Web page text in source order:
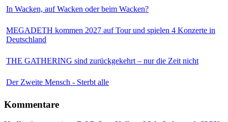
In Wacken, auf Wacken oder beim Wacken?
MEGADETH kommen 2027 auf Tour und spielen 4 Konzerte in
Deutschland
THE GATHERING sind zurückgekehrt – nur die Zeit nicht
Der Zweite Mensch - Sterbt alle
Kommentare